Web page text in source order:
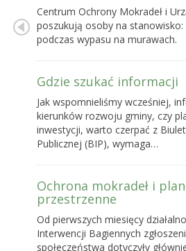
Centrum Ochrony Mokradeł i
poszukują osoby na
podczas wypasu na murawach.
Gdzie szukać informacji
Jak wspomnieliśmy wcześniej,
kierunków rozwoju gminy, czy
inwestycji, warto czerpać z
Publicznej (BIP), wymaga…
Ochrona mokradeł i
przestrzenne
Od pierwszych miesięcy
Interwencji Bagiennych
społeczeństwa dotyczyły